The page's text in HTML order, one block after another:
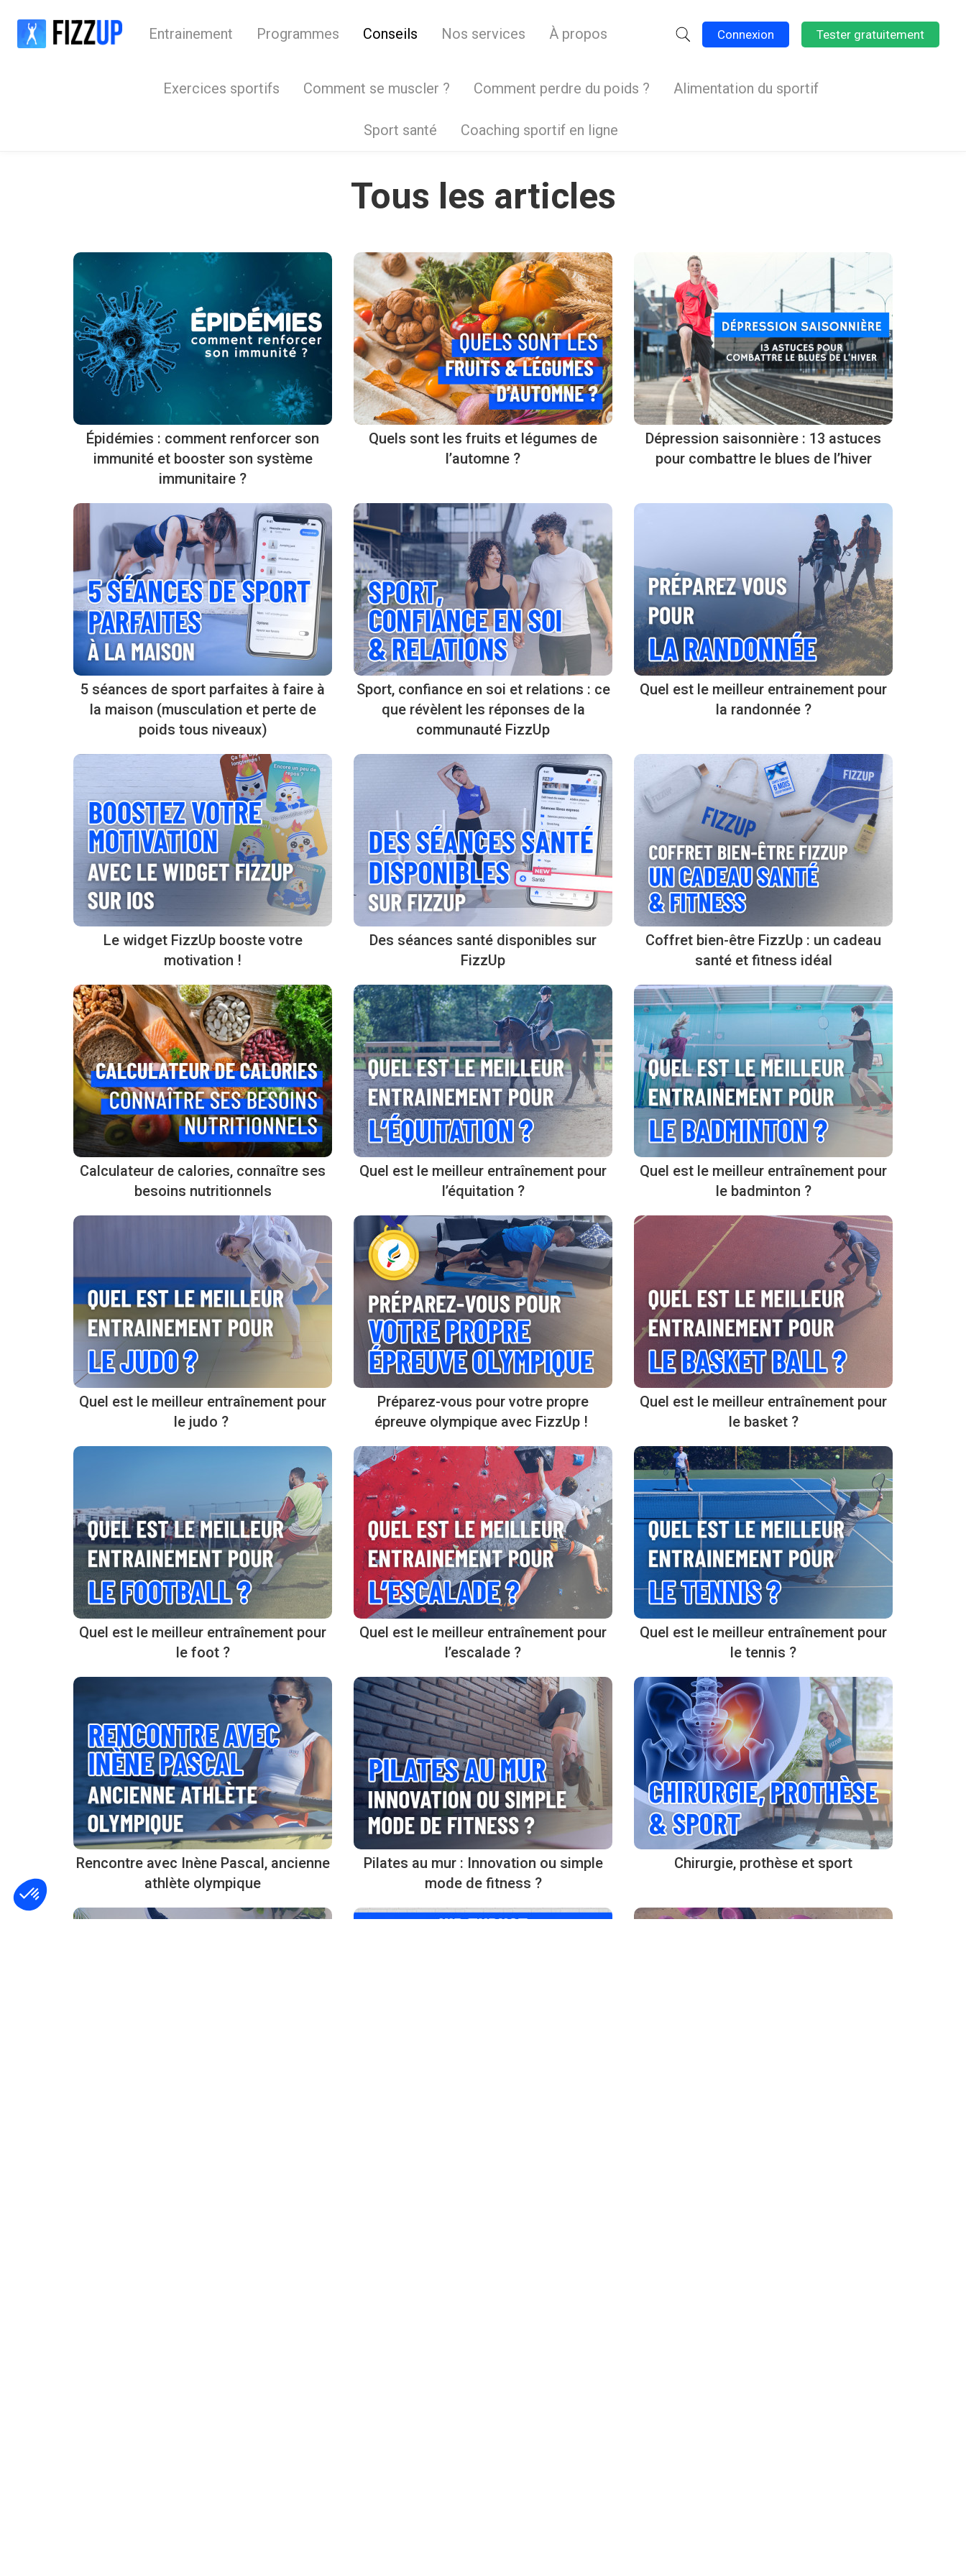
Entrainement Programmes Conseils Nos services À propos Connexion Tester gratuitement
Exercices sportifs Comment se muscler ? Comment perdre du poids ? Alimentation du sportif
Sport santé Coaching sportif en ligne
Tous les articles
Épidémies : comment renforcer son
immunité et booster son système
immunitaire ?
Quels sont les fruits et légumes de
l’automne ?
Dépression saisonnière : 13 astuces
pour combattre le blues de l’hiver
5 séances de sport parfaites à faire à
la maison (musculation et perte de
poids tous niveaux)
Sport, confiance en soi et relations : ce
que révèlent les réponses de la
communauté FizzUp
Quel est le meilleur entrainement pour
la randonnée ?
Le widget FizzUp booste votre
motivation !
Des séances santé disponibles sur
FizzUp
Coffret bien-être FizzUp : un cadeau
santé et fitness idéal
Calculateur de calories, connaître ses
besoins nutritionnels
Quel est le meilleur entraînement pour
l’équitation ?
Quel est le meilleur entraînement pour
le badminton ?
Quel est le meilleur entraînement pour
le judo ?
Préparez-vous pour votre propre
épreuve olympique avec FizzUp !
Quel est le meilleur entraînement pour
le basket ?
Quel est le meilleur entraînement pour
le foot ?
Quel est le meilleur entraînement pour
l’escalade ?
Quel est le meilleur entraînement pour
le tennis ?
Rencontre avec Inène Pascal, ancienne
athlète olympique
Pilates au mur : Innovation ou simple
mode de fitness ?
Chirurgie, prothèse et sport
Axeptio consent
Plateforme de Gestion du Consentement : Personnalisez vos Options
Notre plateforme vous permet d'adapter et de gérer vos paramètres de confidentialité, en garantissant la conformité avec les réglementations. Personnalisez vos préférences pour contrôler la manière dont vos informations sont manipulées.